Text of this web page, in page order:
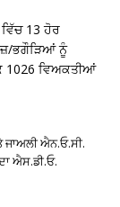
13 ਹੋਰ
ਭਗੌੜਿਆਂ ਨੂੰ
1026 ਵਿਅਕਤੀਆਂ
ਐਨ.ਓ.ਸੀ.
ਐਸ.ਡੀ.ਓ.